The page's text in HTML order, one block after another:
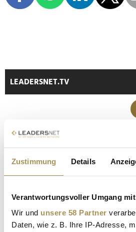
Zustimmung Details
Verantwortungsvoller Umgang
Wir und unsere 58 Partner
Daten, wie z. B. Ihre IP-Adresse,
LEADERSNET.TV